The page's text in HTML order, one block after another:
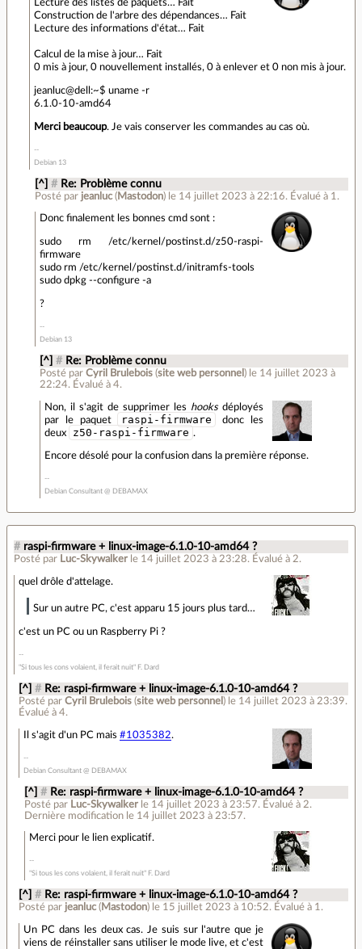
Lecture des listes de paquets… Fait
Construction de l'arbre des dépendances… Fait
Lecture des informations d'état… Fait
Calcul de la mise à jour… Fait
0 mis à jour, 0 nouvellement installés, 0 à enlever et 0 non mis à jour.
jeanluc@dell:~$ uname -r
6.1.0-10-amd64
Merci beaucoup. Je vais conserver les commandes au cas où.
Debian 13
[^] # Re: Problème connu
Posté par jeanluc(Mastodon) le 14 juillet 2023 à 22:16. Évalué à 1 .
Donc finalement les bonnes cmd sont :
sudo rm /etc/kernel/postinst.d/z50-raspi-
firmware
sudo rm /etc/kernel/postinst.d/initramfs-tools
sudo dpkg --configure -a
?
Debian 13
[^] # Re: Problème connu
Posté par Cyril Brulebois(site web personnel ) le 14 juillet 2023 à
22:24. Évalué à 4.
Non, il s'agit de supprimer les hooksdéployés
par le paquet
raspi-firmware
donc les
deux
z50-raspi-firmware .
Encore désolé pour la confusion dans la première réponse.
Debian Consultant @ DEBAMAX
# raspi-firmware + linux-image-6.1.0-10-amd64 ?
Posté par Luc-Skywalker le 14 juillet 2023 à 23:28. Évalué à 2.
quel drôle d'attelage.
Sur un autre PC, c'est apparu 15 jours plus tard…
c'est un PC ou un Raspberry Pi ?
"Si tous les cons volaient, il ferait nuit" F. Dard
[^] # Re: raspi-firmware + linux-image-6.1.0-10-amd64 ?
Posté parCyril Brulebois (site web personnel ) le 14 juillet 2023 à 23:39.
Évalué à4.
Il s'agit d'un PC mais#1035382.
Debian Consultant @ DEBAMAX
[^] # Re: raspi-firmware + linux-image-6.1.0-10-amd64 ?
Posté par Luc-Skywalker le 14 juillet 2023 à 23:57. Évalué à 2.
Dernière modification le 14 juillet 2023 à 23:57.
Merci pour le lien explicatif.
"Si tous les cons volaient, il ferait nuit" F. Dard
[^] # Re: raspi-firmware + linux-image-6.1.0-10-amd64 ?
Posté par jeanluc( Mastodon) le 15 juillet 2023 à 10:52. Évalué à 1 .
Un PC dans les deux cas. Je suis sur l'autre que je
viens de réinstaller sans utiliser le mode live, et c'est